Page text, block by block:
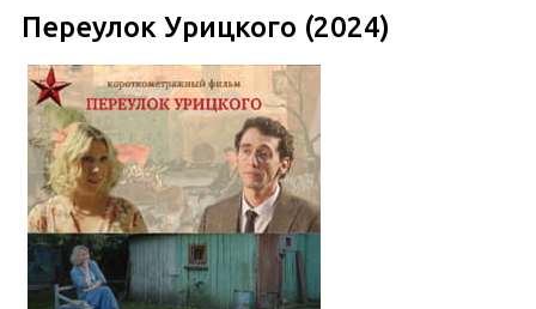
Переулок Урицкого (2024)